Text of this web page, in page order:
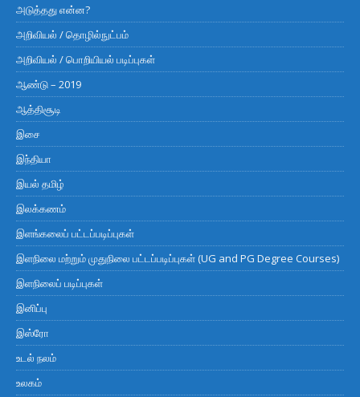
அடுத்தது என்ன?
அறிவியல் / தொழில்நுட்பம்
அறிவியல் / பொறியியல் படிப்புகள்
ஆண்டு – 2019
ஆத்திசூடி
இசை
இந்தியா
இயல் தமிழ்
இலக்கணம்
இளங்கலைப் பட்டப்படிப்புகள்
இளநிலை மற்றும் முதுநிலை பட்டப்படிப்புகள் (UG and PG Degree Courses)
இளநிலைப் படிப்புகள்
இனிப்பு
இஸ்ரோ
உடல் நலம்
உலகம்